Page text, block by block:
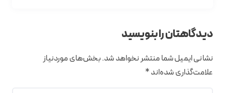
دیدگاهتان را بنویسید
نشانی ایمیل شما منتشر نخواهد شد.بخش‌های موردنیاز
علامت‌گذاری شده‌اند*